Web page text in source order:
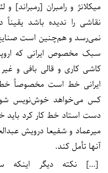
میکلانژ و رامبران [رمبراند] و
نقاشی را ندیده باشد
نمی‌رسد و هم‌چنین است
سبک مخصوص ایرانی که
کاشی کاری و قالی بافی و
ایرانی خط است مخصوصاً
کس می‌خواهد خوش‌نویس
دست استاد خط کار کرد باید
میرعماد و شفیعا درویش
آنها تأمل کند.
[…] نکته دیگر اینکه